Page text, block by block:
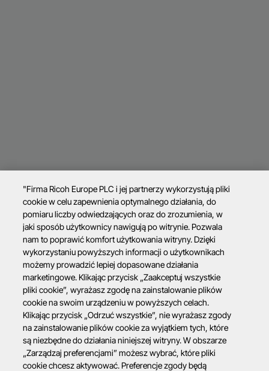
"Firma Ricoh Europe PLC i jej partnerzy wykorzystują pliki
cookie w celu zapewnienia optymalnego działania, do
pomiaru liczby odwiedzających oraz do zrozumienia, w
jaki sposób użytkownicy nawigują po witrynie. Pozwala
nam to poprawić komfort użytkowania witryny. Dzięki
wykorzystaniu powyższych informacji o użytkownikach
możemy prowadzić lepiej dopasowane działania
marketingowe. Klikając przycisk „Zaakceptuj wszystkie
pliki cookie”, wyrażasz zgodę na zainstalowanie plików
cookie na swoim urządzeniu w powyższych celach.
Klikając przycisk „Odrzuć wszystkie”, nie wyrażasz zgody
na zainstalowanie plików cookie za wyjątkiem tych, które
są niezbędne do działania niniejszej witryny. W obszarze
„Zarządzaj preferencjami” możesz wybrać, które pliki
cookie chcesz aktywować. Preferencje zgody będą